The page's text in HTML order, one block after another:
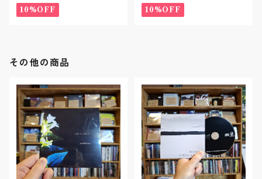
10%OFF 10%OFF
その他の商品